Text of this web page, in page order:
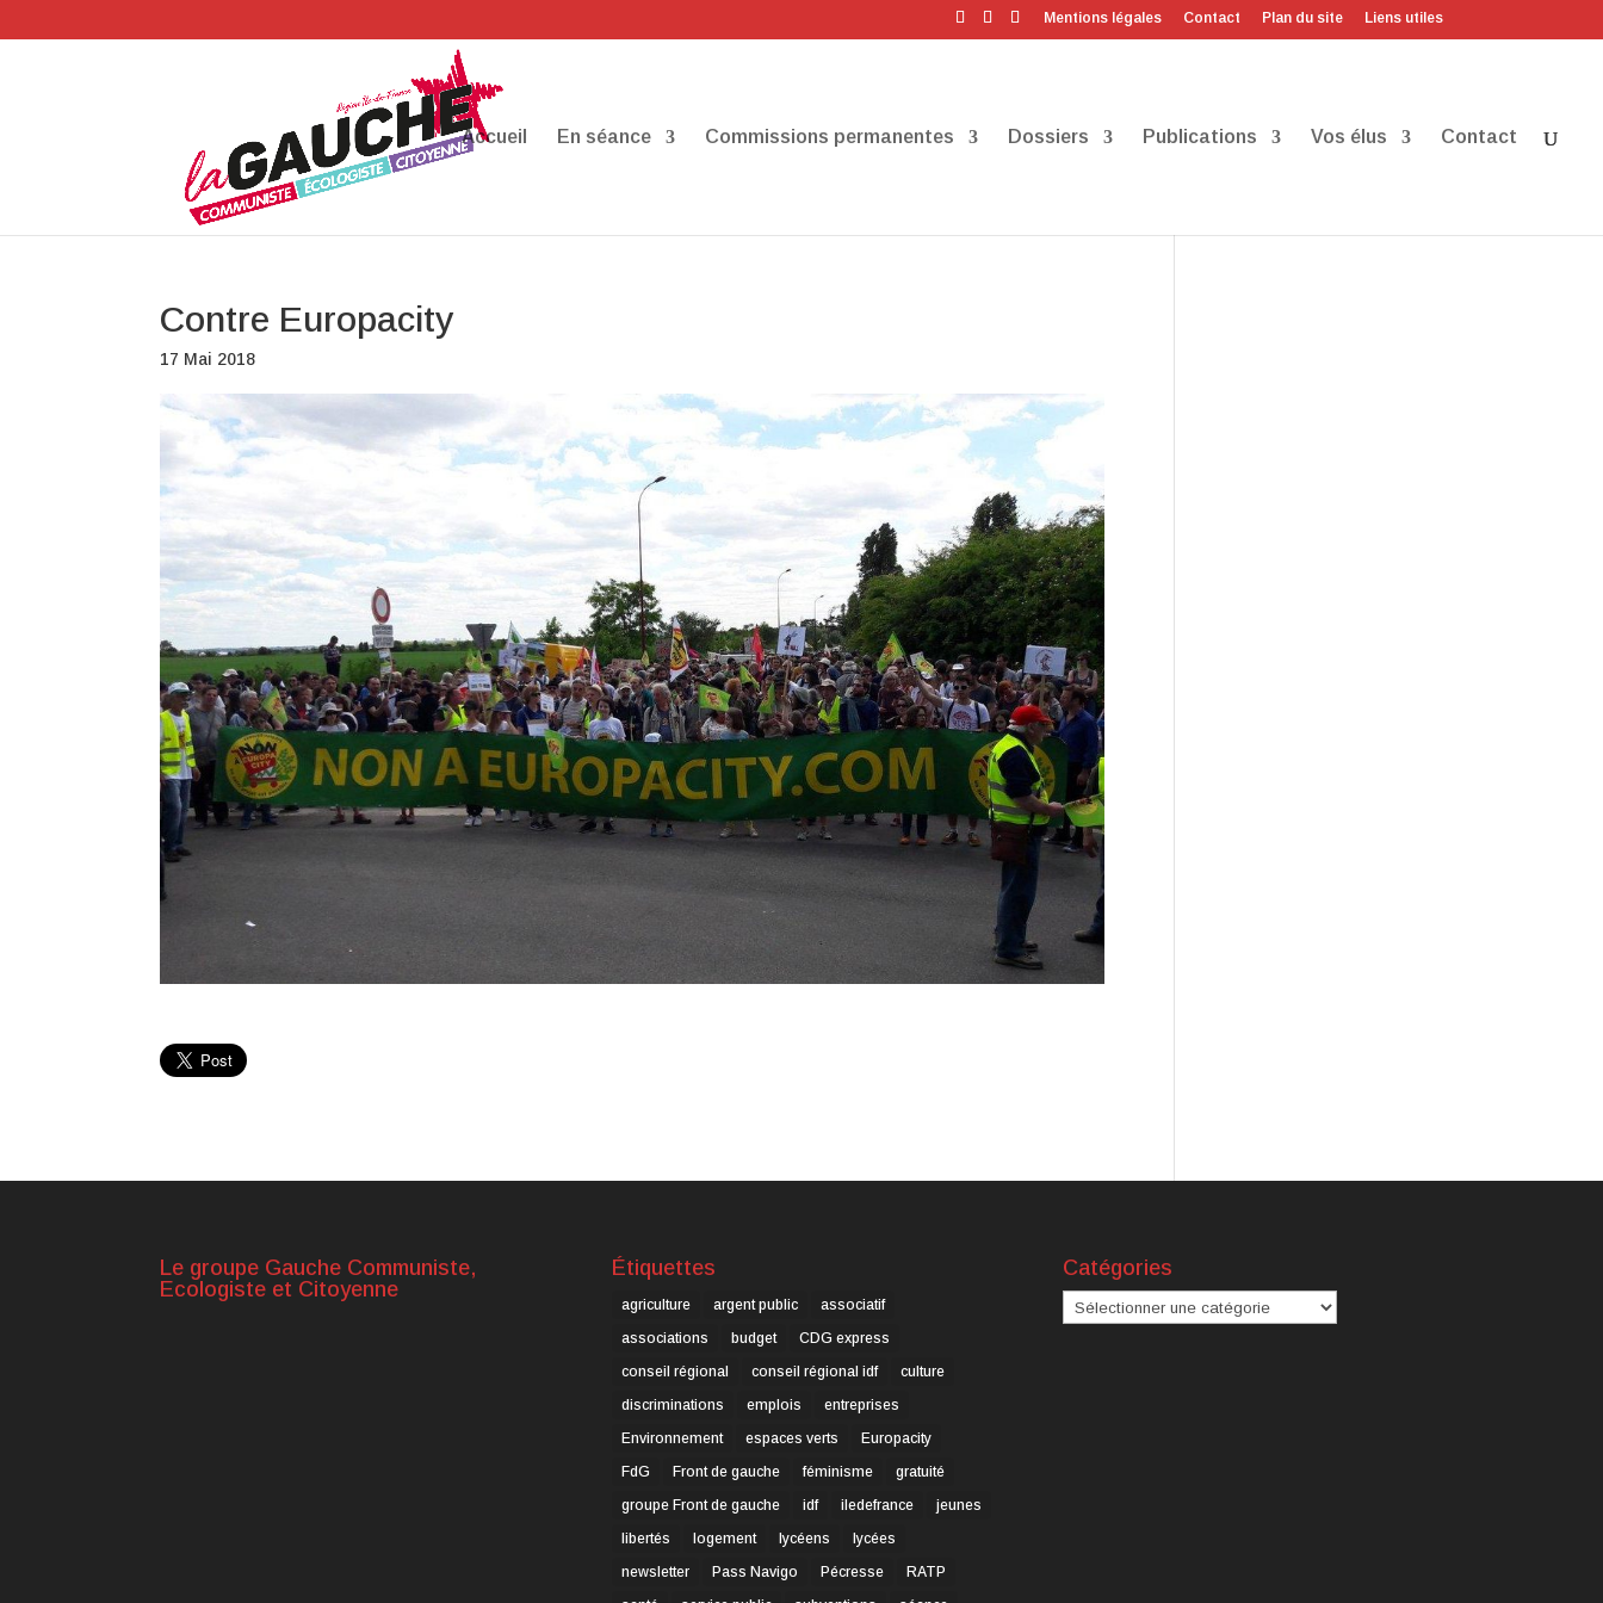
Mentions légales Contact Plan du site Liens utiles
Accueil En séance Commissions permanentes Dossiers Publications Vos élus Contact
Contre Europacity
17 Mai 2018
Le groupe Gauche Communiste,
Ecologiste et Citoyenne
Étiquettes
agriculture argent public
associatif
associations
budget
CDG express
conseil régional
conseil régional idf
culture
discriminations
emplois
entreprises
Environnement
espaces verts
Europacity
FdG
Front de gauche féminisme
gratuité
groupe Front de gauche
idf iledefrance
jeunes
libertés
logement lycéens
lycées
newsletter
Pass Navigo Pécresse
RATP
Catégories
Catégories